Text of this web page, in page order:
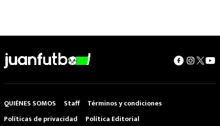
QUIÉNES SOMOS Staff
Términos y condiciones
Políticas de privacidad
Política Editorial